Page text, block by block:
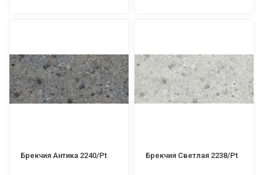
Брекчия Антика 2240/Pt Брекчия Светлая 2238/Pt